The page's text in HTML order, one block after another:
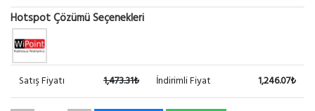
Hotspot Çözümü Seçenekleri
Satış Fiyatı 1,473.31₺ İndirimli Fiyat 1,246.07₺